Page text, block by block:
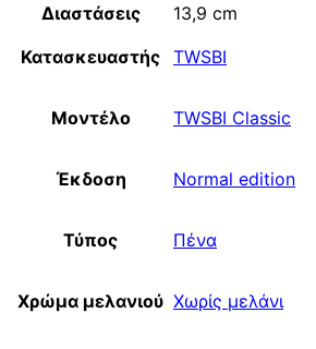
Διαστάσεις
13,9 cm
Κατασκευαστής TWSBI
Μοντέλο TWSBI Classic
Έκδοση Normal edition
Τύπος Πένα
Χρώμα μελανιού Χωρίς μελάνι